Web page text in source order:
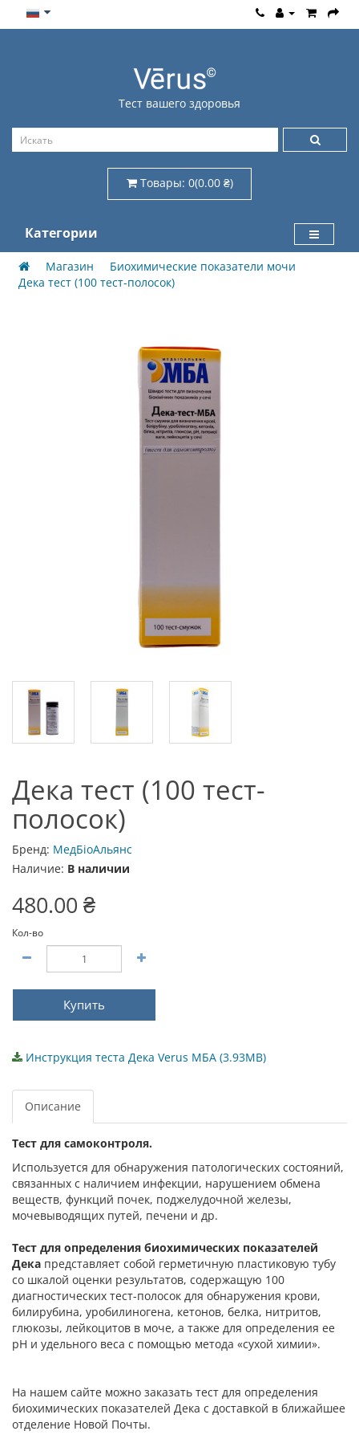
Тест вашего здоровья
Товары: 0(0.00 ₴)
Категории
Магазин
Биохимические показатели мочи
Дека тест (100 тест-полосок)
Дека тест (100 тест-
полосок)
Бренд: МедБіоАльянс
Наличие: В наличии
480.00 ₴
Кол-во
Купить
Инструкция теста Дека Verus МБА (3.93MB)
Описание
Тест для самоконтроля.
Используется для обнаружения патологических состояний,
связанных с наличием инфекции, нарушением обмена
веществ, функций почек, поджелудочной железы,
мочевыводящих путей, печени и др.
Тест для определения биохимических показателей
Дека представляет собой герметичную пластиковую тубу
со шкалой оценки результатов, содержащую 100
диагностических тест-полосок для обнаружения крови,
билирубина, уробилиногена, кетонов, белка, нитритов,
глюкозы, лейкоцитов в моче, а также для определения ее
рН и удельного веса с помощью метода «сухой химии».
На нашем сайте можно заказать тест для определения
биохимических показателей Дека с доставкой в ближайшее
отделение Новой Почты.